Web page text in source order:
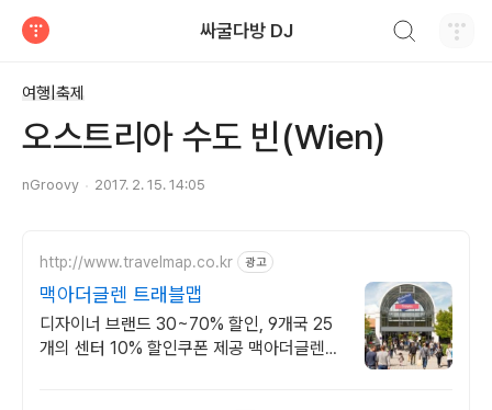
싸굴다방 DJ
여행|축제
오스트리아 수도 빈(Wien)
nGroovy 2017. 2. 15. 14:05
http://www.travelmap.co.kr 광고
맥아더글렌 트래블맵
디자이너 브랜드 30~70% 할인, 9개국 25
개의 센터 10% 할인쿠폰 제공 맥아더글렌